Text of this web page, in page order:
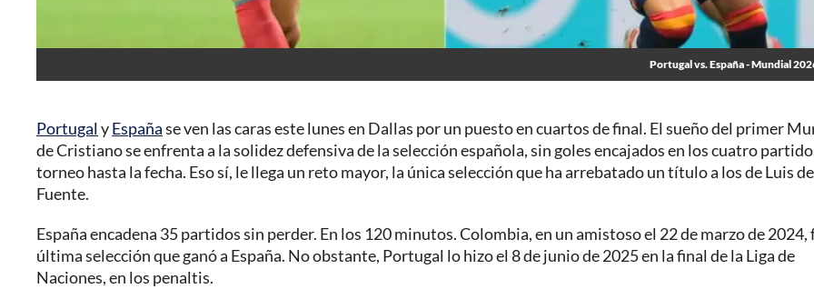
Portugal vs. España - Mundial
PortugalyEspañase ven las caras este lunes en Dallas por un puesto en cuartos de final. El sueño del primer
de Cristiano se enfrenta a la solidez defensiva de la selección española, sin goles encajados en los cuatro
torneo hasta la fecha. Eso sí, le llega un reto mayor, la única selección que ha arrebatado un título a los de Luis
Fuente.
España encadena 35 partidos sin perder. En los 120 minutos. Colombia, en un amistoso el 22 de marzo de 2024,
última selección que ganó a España. No obstante, Portugal lo hizo el 8 de junio de 2025 en la final de la Liga de
Naciones, en los penaltis.